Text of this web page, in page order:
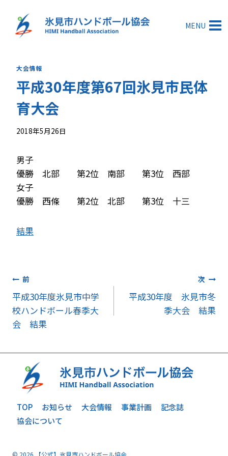
MENU
大会情報
平成30年度第67回氷見市民体
育大会
2018年5月26日
男子
優勝 北部 第2位 南部 第3位 西部
女子
優勝 西條 第2位 北部 第3位 十三
結果
投
稿
ナ
ゲ
ー
シ
ョ
前
平成30年度氷見市中学
校ハンドボール春季大
会 結果
次
平成30年度 氷見市冬
季大会 結果
TOP お知らせ 大会情報 事業計画
記念誌
協会について
© 2026 【公式】氷見市ハンドボール協会